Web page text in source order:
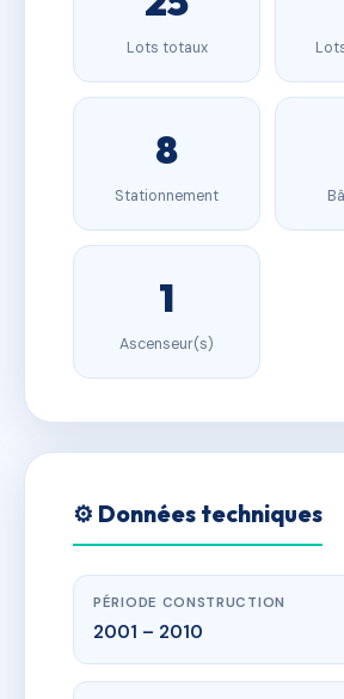
Lots totaux
8
Stationnement
1
Ascenseur(s)
⚙️ Données techniques
PÉRIODE CONSTRUCTION
2001 – 2010